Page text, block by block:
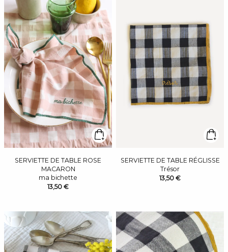
SERVIETTE DE TABLE ROSE
MACARON
ma bichette
13,50 €
SERVIETTE DE TABLE RÉGLISSE
Trésor
13,50 €